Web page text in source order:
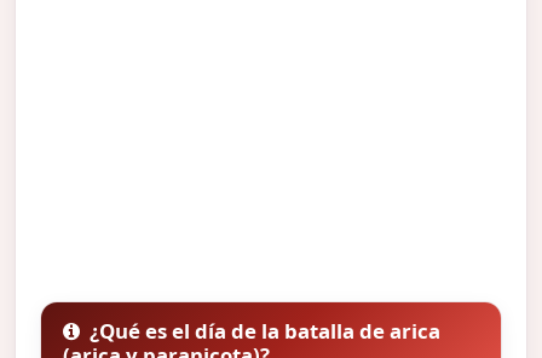
¿Qué es el día de la batalla de arica